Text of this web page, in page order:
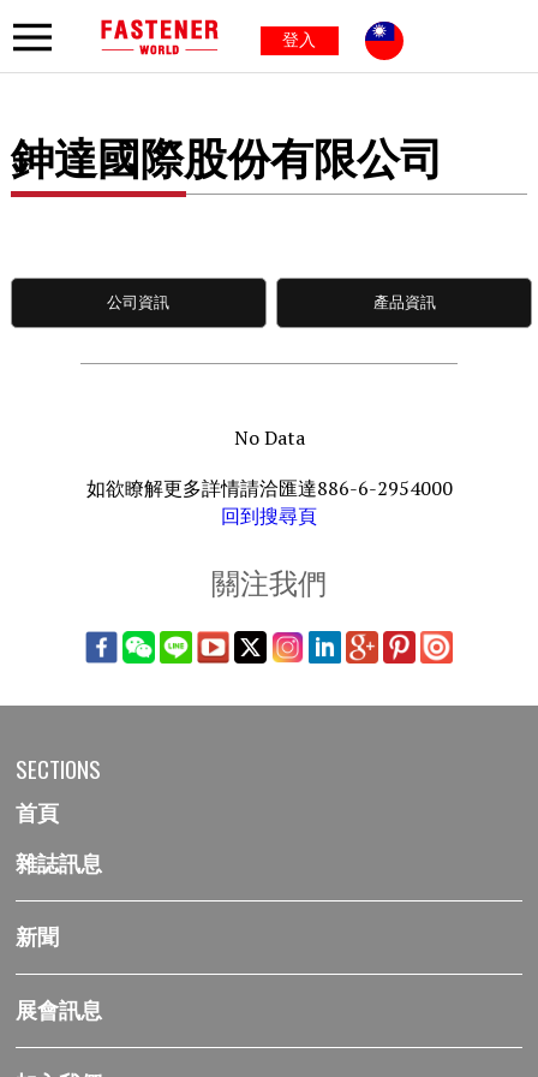
登入
鉮達國際股份有限公司
公司資訊 產品資訊
No Data
如欲瞭解更多詳情請洽匯達886-6-2954000
回到搜尋頁
關注我們
SECTIONS
首頁
雜誌訊息
新聞
展會訊息